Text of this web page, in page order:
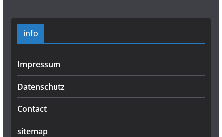
info
Impressum
Datenschutz
Contact
sitemap